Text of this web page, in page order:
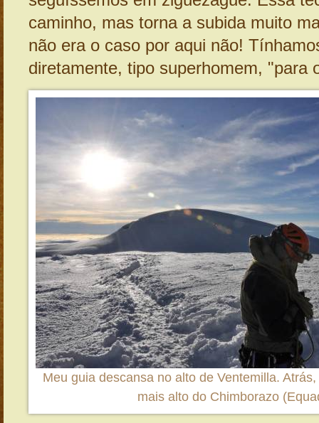
caminho, mas torna a subida muito
não era o caso por aqui não!
diretamente, tipo superhomem, "para
Meu guia descansa no alto de Ventemilla.
mais alto do Chimborazo